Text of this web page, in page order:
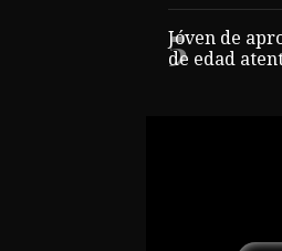
Jóven de
de edad